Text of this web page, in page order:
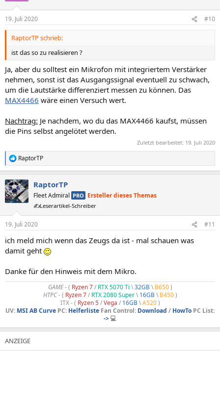
e
n
19. Juli 2020 #10
RaptorTP schrieb:
ist das so zu realisieren ?
Ja, aber du solltest ein Mikrofon mit integriertem Verstärker
nehmen, sonst ist das Ausgangssignal eventuell zu schwach,
um die Lautstärke differenziert messen zu können. Das
MAX4466 wäre einen Versuch wert.
Nachtrag: Je nachdem, wo du das MAX4466 kaufst, müssen
die Pins selbst angelötet werden.
Zuletzt bearbeitet: 19. Juli 2020
R
e
k
t
i
n
e
n
:
RaptorTP
RaptorTP
Fleet Admiral PRO Ersteller dieses Themas
✍️Leserartikel-Schreiber
19. Juli 2020 #11
ich meld mich wenn das Zeugs da ist - mal schauen was
damit geht
Danke für den Hinweis mit dem Mikro.
GAME- ( Ryzen 7/ RTX 5070 Ti \32GB\ B650)
HTPC -( Ryzen 7/ RTX 2080 Super\ 16GB\ B450)
ITX - ( Ryzen 5/Vega / 16GB\A520)
UV: MSI AB Curve PC: Helferliste Fan Control: Download / HowTo PC List:
->💻